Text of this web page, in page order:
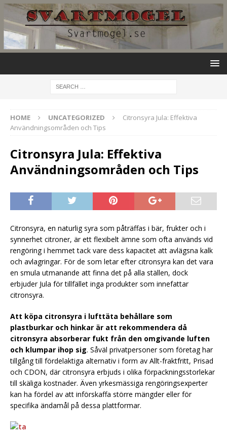
HOME UNCATEGORIZED
Citronsyra Jula: Effektiva
Användningsområden och Tips
Citronsyra Jula: Effektiva
Användningsområden och Tips
Citronsyra, en naturlig syra som påträffas i bär, frukter och i
synnerhet citroner, är ett flexibelt ämne som ofta används vid
rengöring i hemmet tack vare dess kapacitet att avlägsna kalk
och avlagringar. För de som letar efter citronsyra kan det vara
en smula utmanande att finna det på alla ställen, dock
erbjuder Jula för tillfället inga produkter som innefattar
citronsyra.
Att köpa citronsyra i lufttäta behållare som
plastburkar och hinkar är att rekommendera då
citronsyra absorberar fukt från den omgivande luften
och klumpar ihop sig. Såväl privatpersoner som företag har
tillgång till fördelaktiga alternativ i form av Allt-fraktfritt, Prisad
och CDON, där citronsyra erbjuds i olika förpackningsstorlekar
till skäliga kostnader. Även yrkesmässiga rengöringsexperter
kan ha fördel av att införskaffa större mängder eller för
specifika ändamål på dessa plattformar.